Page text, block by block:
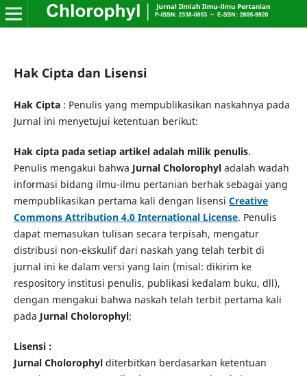
Hak Cipta dan Lisensi
Hak Cipta: Penulis yang mempublikasikan naskahnya pada
Jurnal ini menyetujui ketentuan berikut:
Hak cipta pada setiap artikel adalah milik penulis.
Penulis mengakui bahwa Jurnal Cholorophyladalah wadah
informasi bidang ilmu-ilmu pertanian berhak sebagai yang
mempublikasikan pertama kali dengan lisensi Creative
Commons Attribution 4.0 International License. Penulis
dapat memasukan tulisan secara terpisah, mengatur
distribusi non-ekskulif dari naskah yang telah terbit di
jurnal ini ke dalam versi yang lain (misal: dikirim ke
respository institusi penulis, publikasi kedalam buku, dll),
dengan mengakui bahwa naskah telah terbit pertama kali
pada Jurnal Cholorophyl;
Lisensi :
Jurnal Cholorophylditerbitkan berdasarkan ketentuan